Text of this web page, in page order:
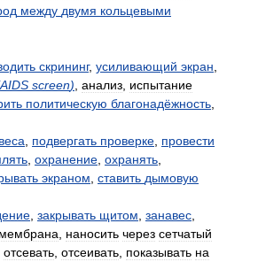
между двумя кольцевыми
скрининг, усиливающий экран
AIDS screen) анализ испытание
политическую благонадёжность
подвергать проверке провести
охранение охранять
экраном ставить дымовую
закрывать щитом занавес
мембрана наносить через сетчатый
отсевать отсеивать показывать на